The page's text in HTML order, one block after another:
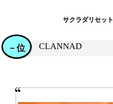
サクラダリセッ
CLANNAD
－位